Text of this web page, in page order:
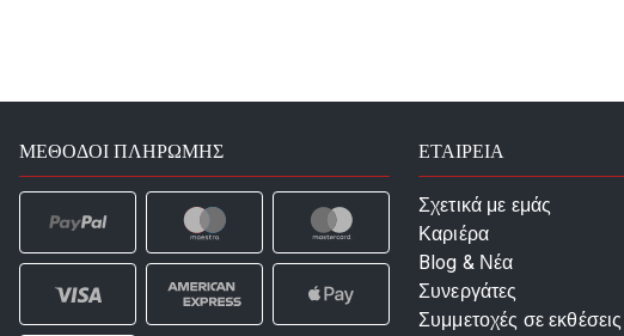
ΜΈΘΟΔΟΙ ΠΛΗΡΩΜΉΣ ΕΤΑΙΡΕΙΑ
Σχετικά με εμάς
Καριέρα
Blog & Νέα
Συνεργάτες
Συμμετοχές σε εκθέσεις